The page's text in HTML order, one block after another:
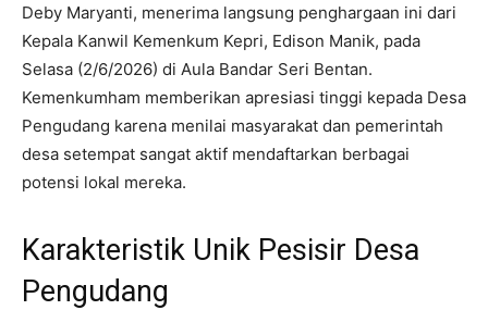
Deby Maryanti, menerima langsung penghargaan ini dari
Kepala Kanwil Kemenkum Kepri, Edison Manik, pada
Selasa (2/6/2026) di Aula Bandar Seri Bentan.
Kemenkumham memberikan apresiasi tinggi kepada Desa
Pengudang karena menilai masyarakat dan pemerintah
desa setempat sangat aktif mendaftarkan berbagai
potensi lokal mereka.
Karakteristik Unik Pesisir Desa
Pengudang